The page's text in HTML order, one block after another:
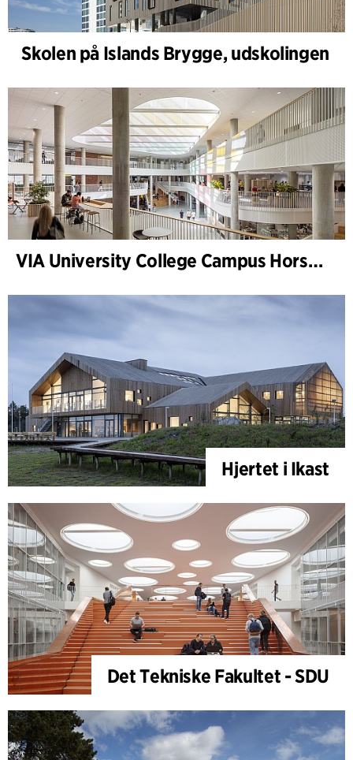
Skolen på Islands Brygge, udskolingen
VIA University College Campus Horsens
Hjertet i Ikast
Det Tekniske Fakultet - SDU